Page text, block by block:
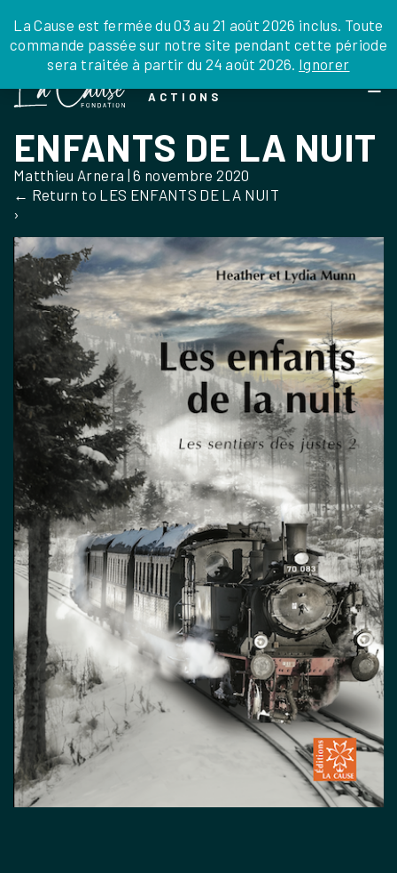
to
the
La Cause est fermée du 03 au 21 août 2026 inclus. Toute
commande passée sur notre site pendant cette période
sera traitée à partir du 24 août 2026. Ignorer
JE DONNE JE PARRAINE NOUS SOUTENIR
DEPUIS LA FRANCE
DEPUIS L’INTERNATIONAL
EN TANT QU’ORGANISATION
LEGS, LIBÉRALITÉS
0 ARTICLE
ACTIONS
ENFANTS DE LA NUIT
Matthieu Arnera |6 novembre 2020
← Return to LES ENFANTS DE LA NUIT
›